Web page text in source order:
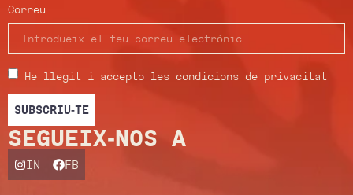
Correu
He llegit i accepto les condicions de privacitat
SUBSCRIU-TE
SEGUEIX-NOS A
IN FB